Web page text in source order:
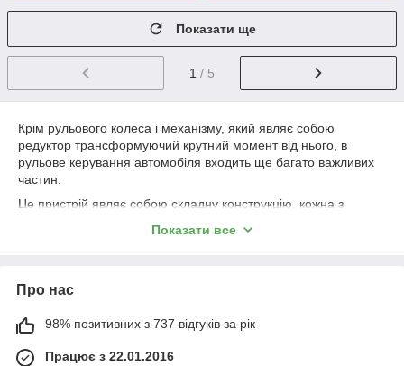
Показати ще
1 / 5
Крім рульового колеса і механізму, який являє собою
редуктор трансформуючий крутний момент від нього, в
рульове керування автомобіля входить ще багато важливих
частин.
Це пристрій являє собою складну конструкцію, кожна з
оглядаються при кожному технічному огляді і, при
Що входить в рульове управління
транспортного засобу здійснюють такі запчастини рульової
системи:
Показати все
Про нас
98% позитивних з 737 відгуків за рік
Працює з 22.01.2016